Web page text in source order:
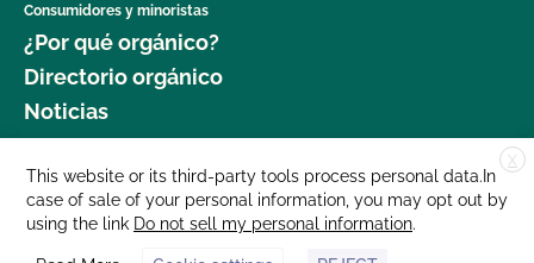
Consumidores y minoristas
¿Por qué orgánico?
Directorio orgánico
Noticias
Donar
Carreras profesionales
Sala de prensa
X
This website or its third-party tools process personal data.In
case of sale of your personal information, you may opt out by
using the link Do not sell my personal information.